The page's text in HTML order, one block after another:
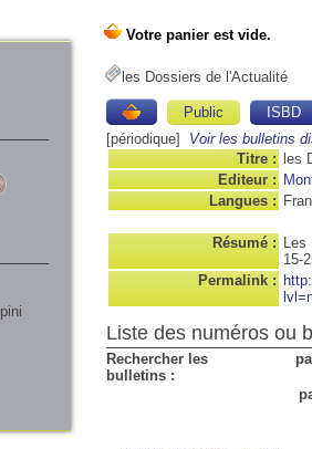
les Dossiers de l'Actualité
Public
ISBD
[périodique]
Voir les bulletins
Titre : les
Editeur :
Langues :
Résumé : Les
15-
Permalink :
Liste des numéros ou
Rechercher les
bulletins :